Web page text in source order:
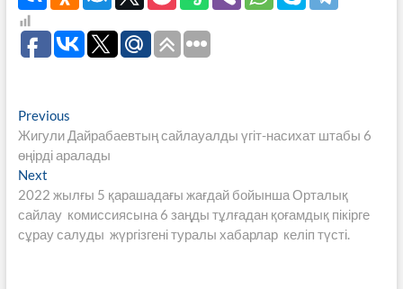
Навигация
по
записям
PreviousPrevious
post:
Жигули Дайрабаевтың сайлауалды үгіт-насихат штабы 6
өңірді аралады
NextNext
post:
2022 жылғы 5 қарашадағы жағдай бойынша Орталық
сайлау комиссиясына 6 заңды тұлғадан қоғамдық пікірге
сұрау салуды жүргізгені туралы хабарлар келіп түсті.